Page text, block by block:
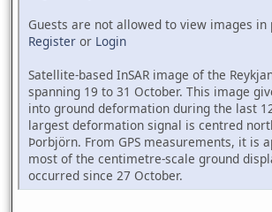
Guests are not allowed to view images in
Register or Login
Satellite-based InSAR image of the
spanning 19 to 31 October. This image
into ground deformation during the last
largest deformation signal is centred
Þorbjörn. From GPS measurements, it is
most of the centimetre-scale ground
occurred since 27 October.